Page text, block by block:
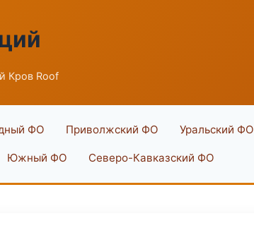
Кров Roof
ФО Приволжский ФО Уральский ФО
Южный ФО Северо-Кавказский ФО